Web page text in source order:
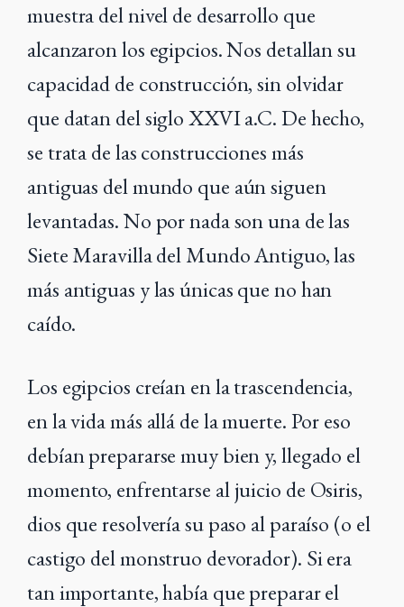
muestra del nivel de desarrollo que
alcanzaron los egipcios. Nos detallan su
capacidad de construcción, sin olvidar
que datan del siglo XXVI a.C. De hecho,
se trata de las construcciones más
antiguas del mundo que aún siguen
levantadas. No por nada son una de las
Siete Maravilla del Mundo Antiguo, las
más antiguas y las únicas que no han
caído.
Los egipcios creían en la trascendencia,
en la vida más allá de la muerte. Por eso
debían prepararse muy bien y, llegado el
momento, enfrentarse al juicio de Osiris,
dios que resolvería su paso al paraíso (o el
castigo del monstruo devorador). Si era
tan importante, había que preparar el